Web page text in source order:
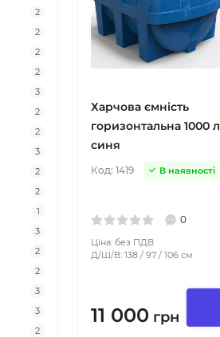
2
2
2
2
3
2
2
3
2
2
1
3
2
2
3
3
2
Харчова ємність
горизонтальна 1000 л
синя
Код: 1419 В наявності
0
Ціна: без ПДВ
Д/Ш/В: 138 / 97 / 106 см
11 000 грн